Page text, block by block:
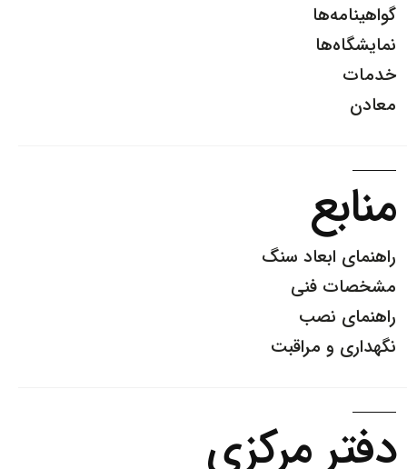
گواهینامه‌ها
نمایشگاه‌ها
خدمات
معادن
منابع
راهنمای ابعاد سنگ
مشخصات فنی
راهنمای نصب
نگهداری و مراقبت
دفتر مرکزی